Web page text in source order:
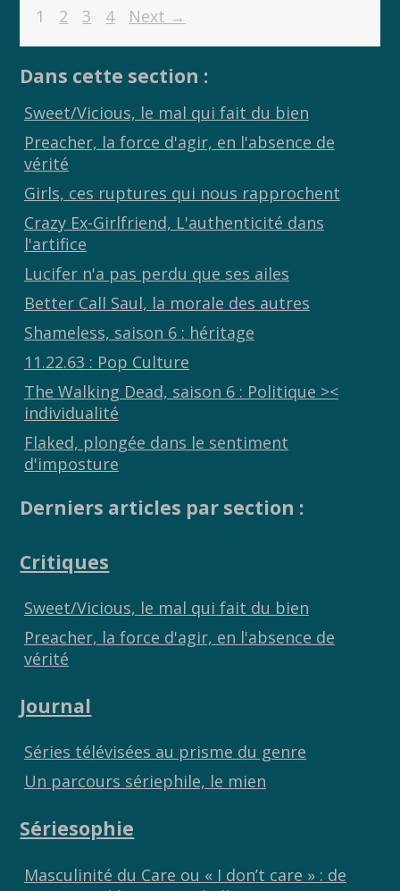
b
o
o
k
er y
Li
n
k
g
er
1 2 3 4 Next →
Dans cette section :
Sweet/Vicious, le mal qui fait du bien
Preacher, la force d'agir, en l'absence de
vérité
Girls, ces ruptures qui nous rapprochent
Crazy Ex-Girlfriend, L'authenticité dans
l'artifice
Lucifer n'a pas perdu que ses ailes
Better Call Saul, la morale des autres
Shameless, saison 6 : héritage
11.22.63 : Pop Culture
The Walking Dead, saison 6 : Politique ><
individualité
Flaked, plongée dans le sentiment
d'imposture
Derniers articles par section :
Critiques
Sweet/Vicious, le mal qui fait du bien
Preacher, la force d'agir, en l'absence de
vérité
Journal
Séries télévisées au prisme du genre
Un parcours sériephile, le mien
Sériesophie
Masculinité du Care ou « I don’t care » : de